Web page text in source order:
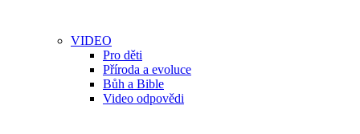
VIDEO
Pro děti
Příroda a evoluce
Bůh a Bible
Video odpovědi